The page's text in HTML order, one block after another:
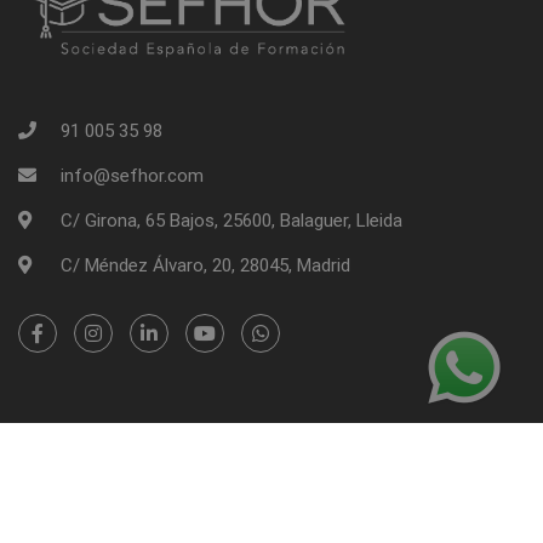
91 005 35 98
info@sefhor.com
C/ Girona, 65 Bajos, 25600, Balaguer, Lleida
C/ Méndez Álvaro, 20, 28045, Madrid